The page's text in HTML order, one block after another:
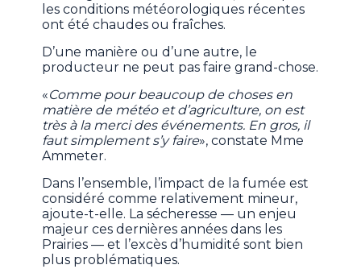
les conditions météorologiques récentes
ont été chaudes ou fraîches.
D’une manière ou d’une autre, le
producteur ne peut pas faire grand-chose.
«Comme pour beaucoup de choses en
matière de météo et d’agriculture, on est
très à la merci des événements. En gros, il
faut simplement s’y faire», constate Mme
Ammeter.
Dans l’ensemble, l’impact de la fumée est
considéré comme relativement mineur,
ajoute-t-elle. La sécheresse — un enjeu
majeur ces dernières années dans les
Prairies — et l’excès d’humidité sont bien
plus problématiques.